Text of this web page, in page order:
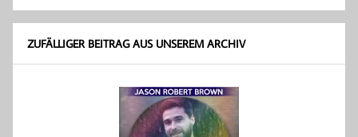
ZUFÄLLIGER BEITRAG AUS UNSEREM ARCHIV